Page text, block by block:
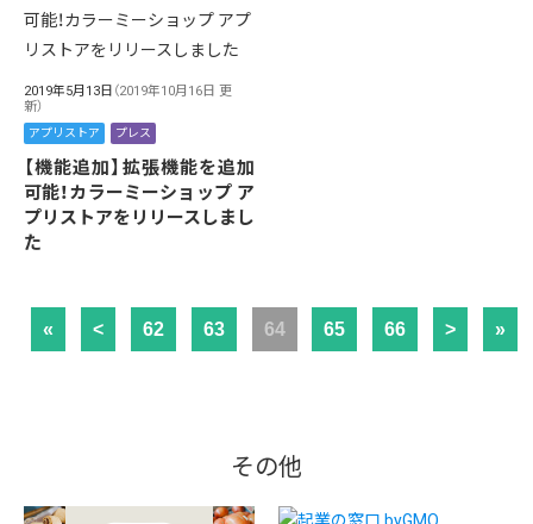
2019年5月13日 （2019年10月16日 更
新）
アプリストア プレス
【機能追加】拡張機能を追加
可能！カラーミーショップ ア
プリストアをリリースしまし
た
« < 62 63 64 65 66 > »
その他